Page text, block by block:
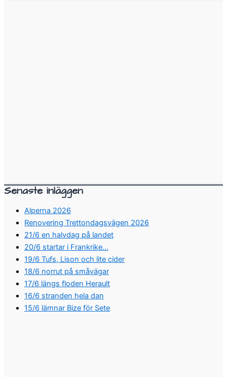
Senaste inläggen
Alperna 2026
Renovering Trettondagsvägen 2026
21/6 en halvdag på landet
20/6 startar i Frankrike…
19/6 Tufs, Lison och lite cider
18/6 norrut på småvägar
17/6 längs floden Herault
16/6 stranden hela dan
15/6 lämnar Bize för Sete